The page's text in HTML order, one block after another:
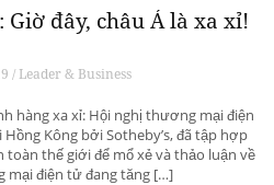
đây, châu Á là xa xỉ!
/ Leader & Business
hàng xa xỉ: Hội nghị thương mại điện
Kông bởi Sotheby’s, đã tập hợp
toàn thế giới để mổ xẻ và thảo luận về
điện tử đang tăng […]